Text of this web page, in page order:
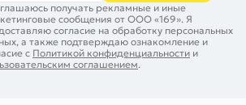
получать рекламные и иные
сообщения от ООО «169». Я
согласие на обработку персональных
а также подтверждаю ознакомление и
с Политикой конфиденциальности и
соглашением.